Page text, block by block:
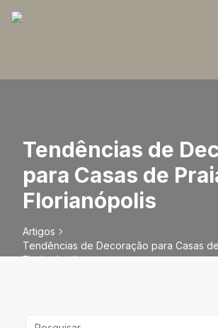
Tendências de
para Casas de
Florianópolis
Artigos
Tendências de Decoração para Casas
Florianópolis